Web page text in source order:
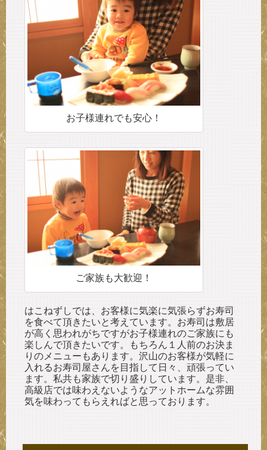
お子様連れでも安心！
ご家族も大歓迎！
はこねずしでは、お客様に気楽に気張らずお寿司
を食べて頂きたいと考えています。お寿司は敷居
が高く思われがちですがお子様連れのご家族にも
楽しんで頂きたいです。もちろん１人前のお決ま
りのメニューもあります。沢山のお客様が気軽に
入れるお寿司屋さんを目指して日々、頑張ってい
ます。私共も家族で切り盛りしています。是非、
高級店では味わえないようなアットホームな雰囲
気を味わってもらえればと思っております。